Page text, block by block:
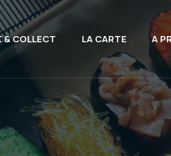
& COLLECT LA CARTE A